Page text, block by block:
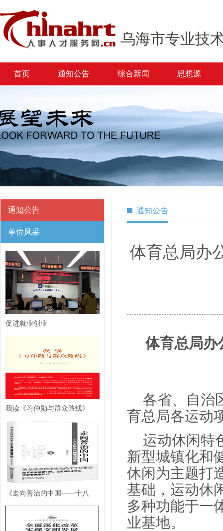
乌海市专业技
首页 通知公告 综合新闻 思想源
通知公告
单位风采
促进就业创业
我读《习仲勋与群众路线》
《走向善治的中国——十八
通知公告
体育总局办
体育总局办
各省、自治
育总局各运动
运动休闲特
新型城镇化和
休闲为主题打
基础，运动休
多种功能于一
业基地。